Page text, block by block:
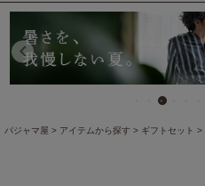
パジャマ屋 アイテムから探す ギフトセット